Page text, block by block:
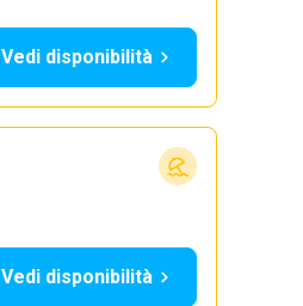
Vedi disponibilità
Vedi disponibilità